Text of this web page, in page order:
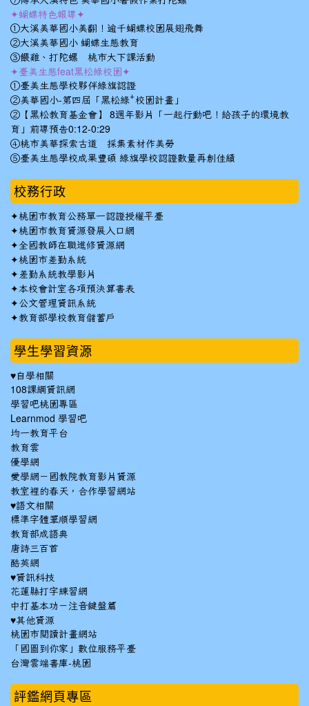
✦蝴蝶特色報導✦
①大溪美華國小美翻！逾千蝴蝶校園展翅飛舞
②大溪美華國小 蝴蝶生態教育
③餵雞、打陀螺 桃市大下課活動
✦臺美生態feat黑松綠校園✦
①臺美生態學校夥伴綠旗認證
②美華國小-第四屆「黑松綠⁺校園計畫」
②【黑松教育基金會】 8週年影片「一起行動吧！給孩子的環境教
育」前導預告0:12-0:29
④桃市美華探索古道 採集素材作美勞
⑤臺美生態學校成果豐碩 綠旗學校認證數量再創佳績
校務行政
✦桃園市教育公務單一認證授權平臺
✦桃園市教育資源發展入口網
✦全國教師在職進修資源網
✦桃園市差勤系統
✦ 差勤系統教學影片
✦本校會計室各項預決算書表
✦公文管理資訊系統
✦教育部學校教育儲蓄戶
學生學習資源
♥自學相關
108課綱資訊網
學習吧桃園專區
Learnmod 學習吧
均一教育平台
教育雲
優學網
愛學網－國教院教育影片資源
教室裡的春天，合作學習網站
♥語文相關
標準字體筆順學習網
教育部成語典
唐詩三百首
酷英網
♥資訊科技
花蓮縣打字練習網
中打基本功－注音鍵盤篇
♥其他資源
桃園市閱讀計畫網站
「國圖到你家」數位服務平臺
台灣雲端書庫-桃園
::: 評鑑網頁專區